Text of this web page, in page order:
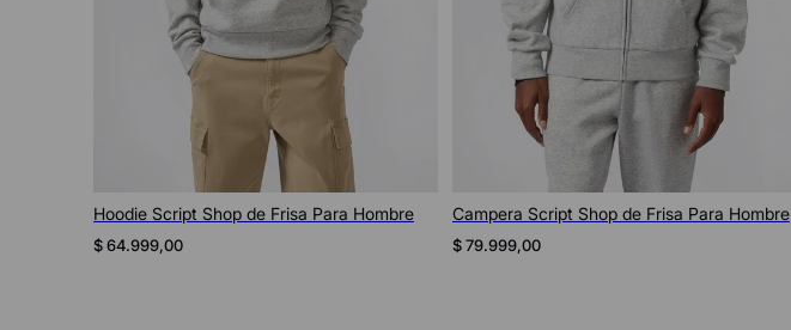
Hoodie Script Shop de Frisa Para Hombre
$64.999,00
Vista rápida
Campera Script Shop de Frisa Para Hombre
$79.999,00
Vista rápida